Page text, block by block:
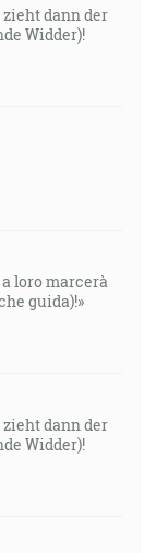
zieht dann der
Widder)!
a loro marcerà
guida)!»
zieht dann der
Widder)!